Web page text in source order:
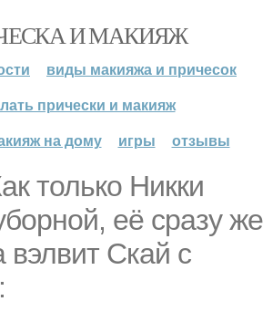
И МАКИЯЖ
виды макияжа и причесок
прически и макияж
на дому
игры отзывы
только Никки
её сразу же
вэлвит Скай с